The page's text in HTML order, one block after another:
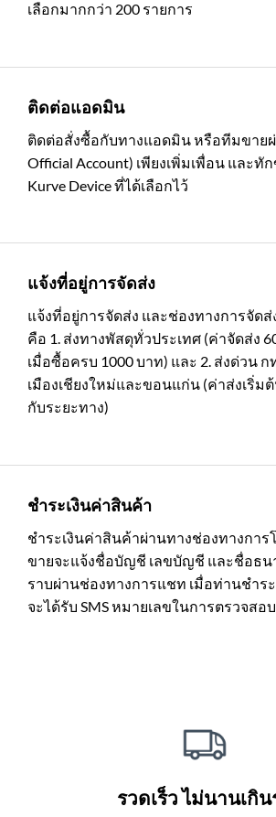
เลือกมากกว่า 200 รายการ
ติดต่อแอดมิน
ติดต่อสั่งซื้อกับทางแอดมิน หรือทีมขายผ่
Official Account) เพียงเพิ่มเพื่อน และทั
Kurve Device ที่ได้เลือกไว้
แจ้งที่อยู่การจัดส่ง
แจ้งที่อยู่การจัดส่ง และช่องทางการจัดส่
คือ 1. ส่งทางพัสดุทั่วประเทศ (ค่าจัดส่ง
เมื่อซื้อครบ 1000 บาท) และ 2. ส่งด่วน
เมืองเชียงใหม่และขอนแก่น (ค่าส่งเริ่ม
กับระยะทาง)
ชำระเงินค่าสินค้า
ชำระเงินค่าสินค้าผ่านทางช่องทางการ
ขายจะแจ้งชื่อบัญชี เลขบัญชี และชื่อธ
ราบผ่านช่องทางการแชท เมื่อท่านชำร
จะได้รับ SMS หมายเลขในการตรวจส
รวดเร็ว ไม่นานเกิน